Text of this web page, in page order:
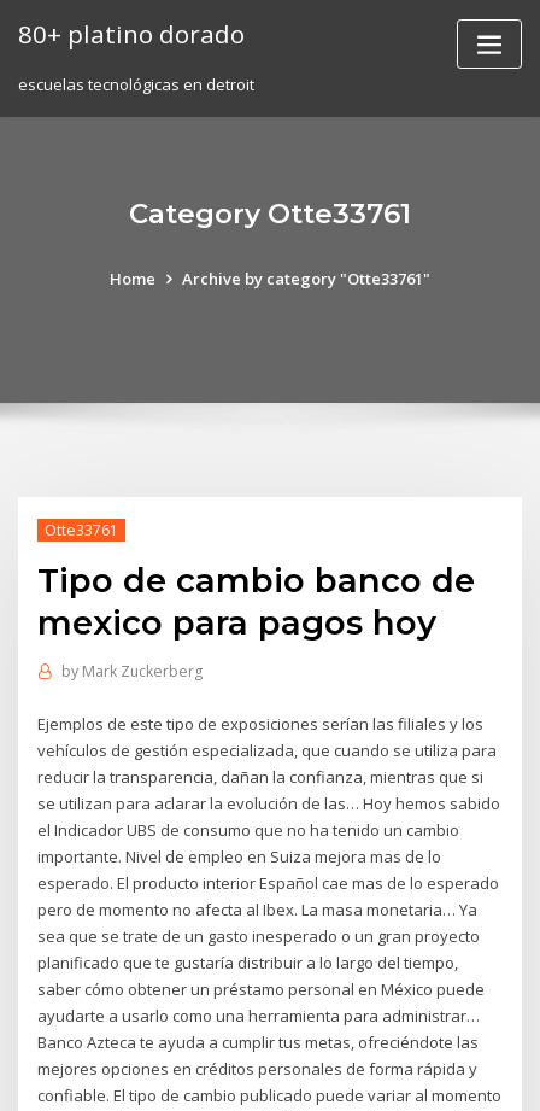
80+ platino dorado
escuelas tecnológicas en detroit
Category Otte33761
Home Archive by category "Otte33761"
Otte33761
Tipo de cambio banco de
mexico para pagos hoy
by Mark Zuckerberg
Ejemplos de este tipo de exposiciones serían las filiales y los
vehículos de gestión especializada, que cuando se utiliza para
reducir la transparencia, dañan la confianza, mientras que si
se utilizan para aclarar la evolución de las… Hoy hemos sabido
el Indicador UBS de consumo que no ha tenido un cambio
importante. Nivel de empleo en Suiza mejora mas de lo
esperado. El producto interior Español cae mas de lo esperado
pero de momento no afecta al Ibex. La masa monetaria… Ya
sea que se trate de un gasto inesperado o un gran proyecto
planificado que te gustaría distribuir a lo largo del tiempo,
saber cómo obtener un préstamo personal en México puede
ayudarte a usarlo como una herramienta para administrar…
Banco Azteca te ayuda a cumplir tus metas, ofreciéndote las
mejores opciones en créditos personales de forma rápida y
confiable. El tipo de cambio publicado puede variar al momento